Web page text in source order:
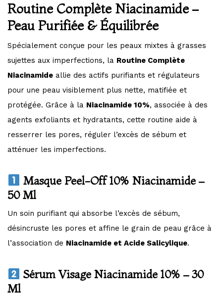
Routine Complète Niacinamide –
Peau Purifiée & Équilibrée
Spécialement conçue pour les peaux mixtes à grasses
sujettes aux imperfections, la Routine Complète
Niacinamide allie des actifs purifiants et régulateurs
pour une peau visiblement plus nette, matifiée et
protégée. Grâce à la Niacinamide 10%, associée à des
agents exfoliants et hydratants, cette routine aide à
resserrer les pores, réguler l’excès de sébum et
atténuer les imperfections.
Masque Peel-Off 10% Niacinamide –
50 Ml
Un soin purifiant qui absorbe l’excès de sébum,
désincruste les pores et affine le grain de peau grâce à
l’association de Niacinamide et Acide Salicylique.
Sérum Visage Niacinamide 10% – 30
Ml